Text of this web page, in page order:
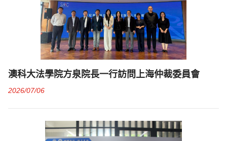
澳科大法學院方泉院長一行訪問上海仲裁委員會
2026/07/06